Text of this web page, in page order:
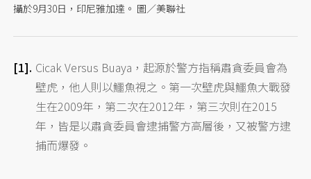
攝於9月30日，印尼雅加達。 圖／美聯社
Cicak Versus Buaya，起源於警方指稱肅貪委員會為
壁虎，他人則以鱷魚視之。第一次壁虎與鱷魚大戰發
生在2009年，第二次在2012年，第三次則在2015
年，皆是以肅貪委員會逮捕警方高層後，又被警方逮
捕而爆發。